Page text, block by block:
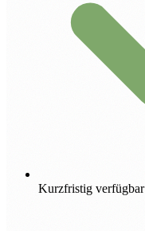
Kurzfristig verfügbar